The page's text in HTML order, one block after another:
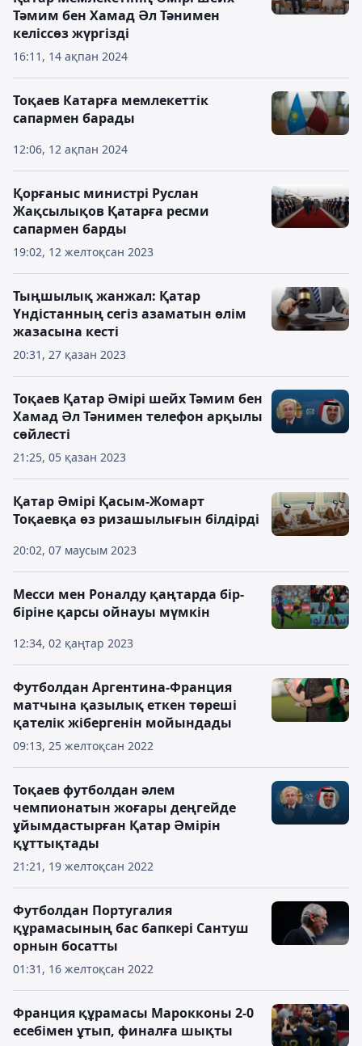
16:11, 14 ақпан 2024
Тәмим бен Хамад Әл Тәнимен
келіссөз жүргізді
12:06, 12 ақпан 2024
Тоқаев Катарға мемлекеттік
сапармен барады
19:02, 12 желтоқсан 2023
Қорғаныс министрі Руслан
Жақсылықов Қатарға ресми
сапармен барды
20:31, 27 қазан 2023
Тыңшылық жанжал: Қатар
Үндістанның сегіз азаматын өлім
жазасына кесті
21:25, 05 қазан 2023
Тоқаев Қатар Әмірі шейх Тәмим бен
Хамад Әл Тәнимен телефон арқылы
сөйлесті
20:02, 07 маусым 2023
Қатар Әмірі Қасым-Жомарт
Тоқаевқа өз ризашылығын білдірді
12:34, 02 қаңтар 2023
Месси мен Роналду қаңтарда бір-
біріне қарсы ойнауы мүмкін
09:13, 25 желтоқсан 2022
Футболдан Аргентина-Франция
матчына қазылық еткен төреші
қателік жібергенін мойындады
21:21, 19 желтоқсан 2022
Тоқаев футболдан әлем
чемпионатын жоғары деңгейде
ұйымдастырған Қатар Әмірін
құттықтады
01:31, 16 желтоқсан 2022
Футболдан Португалия
құрамасының бас бапкері Сантуш
орнын босатты
Франция құрамасы Марокконы 2-0
есебімен ұтып, финалға шықты